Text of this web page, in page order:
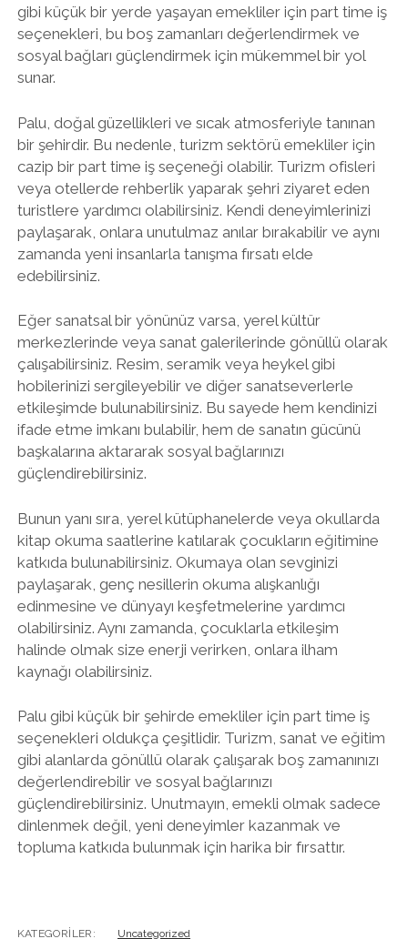
gibi küçük bir yerde yaşayan emekliler için part time iş
seçenekleri, bu boş zamanları değerlendirmek ve
sosyal bağları güçlendirmek için mükemmel bir yol
sunar.
Palu, doğal güzellikleri ve sıcak atmosferiyle tanınan
bir şehirdir. Bu nedenle, turizm sektörü emekliler için
cazip bir part time iş seçeneği olabilir. Turizm ofisleri
veya otellerde rehberlik yaparak şehri ziyaret eden
turistlere yardımcı olabilirsiniz. Kendi deneyimlerinizi
paylaşarak, onlara unutulmaz anılar bırakabilir ve aynı
zamanda yeni insanlarla tanışma fırsatı elde
edebilirsiniz.
Eğer sanatsal bir yönünüz varsa, yerel kültür
merkezlerinde veya sanat galerilerinde gönüllü olarak
çalışabilirsiniz. Resim, seramik veya heykel gibi
hobilerinizi sergileyebilir ve diğer sanatseverlerle
etkileşimde bulunabilirsiniz. Bu sayede hem kendinizi
ifade etme imkanı bulabilir, hem de sanatın gücünü
başkalarına aktararak sosyal bağlarınızı
güçlendirebilirsiniz.
Bunun yanı sıra, yerel kütüphanelerde veya okullarda
kitap okuma saatlerine katılarak çocukların eğitimine
katkıda bulunabilirsiniz. Okumaya olan sevginizi
paylaşarak, genç nesillerin okuma alışkanlığı
edinmesine ve dünyayı keşfetmelerine yardımcı
olabilirsiniz. Aynı zamanda, çocuklarla etkileşim
halinde olmak size enerji verirken, onlara ilham
kaynağı olabilirsiniz.
Palu gibi küçük bir şehirde emekliler için part time iş
seçenekleri oldukça çeşitlidir. Turizm, sanat ve eğitim
gibi alanlarda gönüllü olarak çalışarak boş zamanınızı
değerlendirebilir ve sosyal bağlarınızı
güçlendirebilirsiniz. Unutmayın, emekli olmak sadece
dinlenmek değil, yeni deneyimler kazanmak ve
topluma katkıda bulunmak için harika bir fırsattır.
KATEGORILER: Uncategorized